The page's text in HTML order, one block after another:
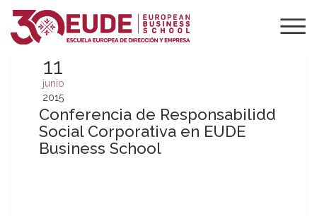
11
junio
2015
Conferencia de Responsabilidd
Social Corporativa en EUDE
Business School